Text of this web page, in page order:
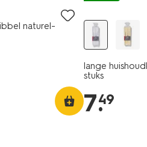
naturel-
lange
stuks
7.
49